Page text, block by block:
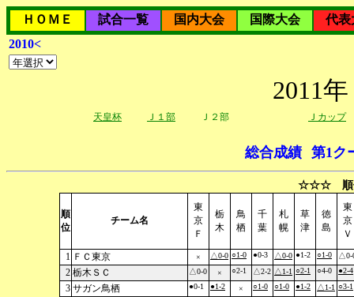
ＨＯＭＥ 試合一覧 国内大会 国際大会
代表
2010<
2011
天皇杯 Ｊ１部 Ｊ２部 Ｊカップ
総合成績 第1ク
☆☆☆ 順
順
位
チーム名
東
京
Ｆ
栃
木
鳥
栖
千
葉
札
幌
草
津
徳
島
東
京
Ｖ
1 ＦＣ東京 × △0-0 ○1-0 ●0-3 △0-0 ●1-2 ○1-0 △0-
2 栃木ＳＣ △0-0 × ○2-1 △2-2 △1-1 ○2-1 ○4-0 ●2-4
3 サガン鳥栖 ●0-1 ●1-2 × ○1-0 ○1-0 ●1-2 △1-1 ○3-1